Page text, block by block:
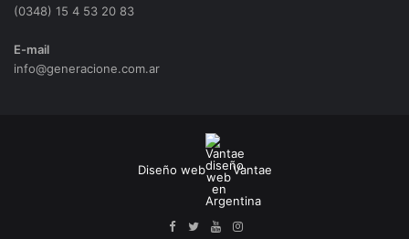
(0348) 15 4 53 20 83
E-mail
info@generacione.com.ar
Diseño web Vantae